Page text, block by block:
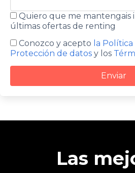
Quiero que me mantengais
últimas ofertas de renting
Conozco y acepto la
Protección de datos y los
Enviar
Las